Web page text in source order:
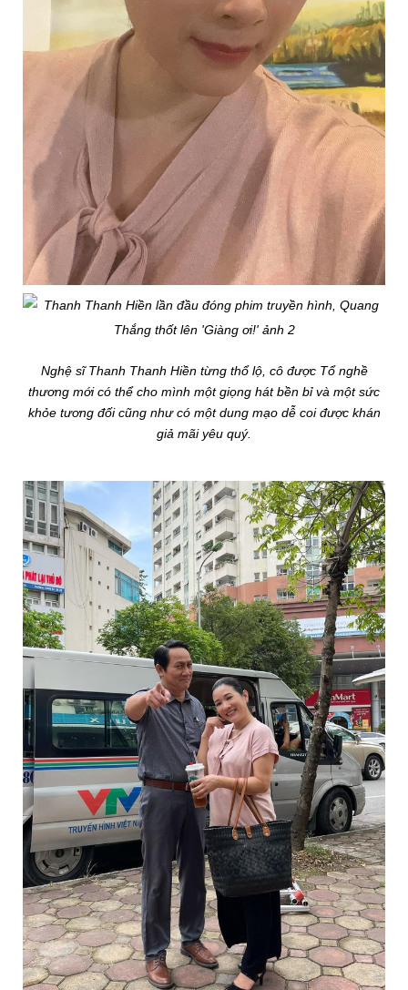
Nghệ sĩ Thanh Thanh Hiền từng thổ lộ, cô được Tổ nghề
thương mới có thể cho mình một giọng hát bền bỉ và một sức
khỏe tương đối cũng như có một dung mạo dễ coi được khán
giả mãi yêu quý.